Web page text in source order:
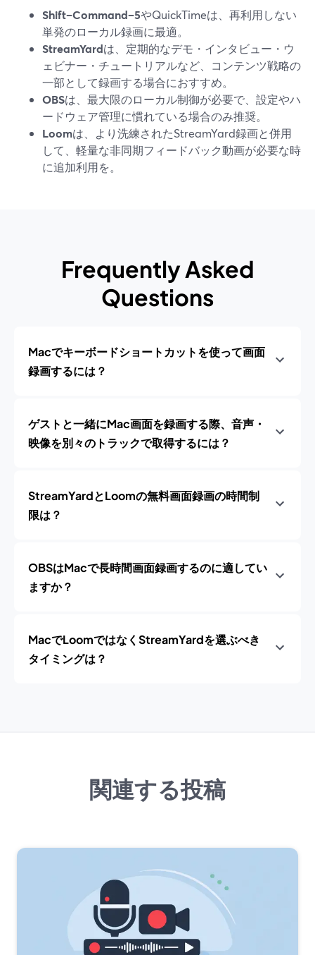
Shift–Command–5やQuickTimeは、再利用しない
単発のローカル録画に最適。
StreamYardは、定期的なデモ・インタビュー・ウ
ェビナー・チュートリアルなど、コンテンツ戦略の
一部として録画する場合におすすめ。
OBSは、最大限のローカル制御が必要で、設定やハ
ードウェア管理に慣れている場合のみ推奨。
Loomは、より洗練されたStreamYard録画と併用
して、軽量な非同期フィードバック動画が必要な時
に追加利用を。
Frequently Asked
Questions
Macでキーボードショートカットを使って画面
録画するには？
ゲストと一緒にMac画面を録画する際、音声・
映像を別々のトラックで取得するには？
StreamYardとLoomの無料画面録画の時間制
限は？
OBSはMacで長時間画面録画するのに適してい
ますか？
MacでLoomではなくStreamYardを選ぶべき
タイミングは？
関連する投稿